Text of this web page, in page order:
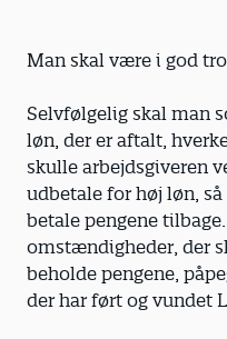
Man skal være i god tro
Selvfølgelig skal man
løn, der er aftalt,
skulle arbejdsgiveren
udbetale for høj løn,
betale pengene
omstændigheder, der
beholde pengene,
der har ført og vundet